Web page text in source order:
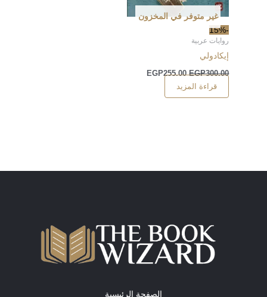
-15%
غير متوفر في المخزون
روايات عربية
إيكادولي
EGP300.00
EGP255.00
قراءة المزيد
الصفحة الرئيسية